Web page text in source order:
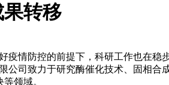
转移
情防控的前提下，科研工作也在
司致力于研究酶催化技术、固相
领域。